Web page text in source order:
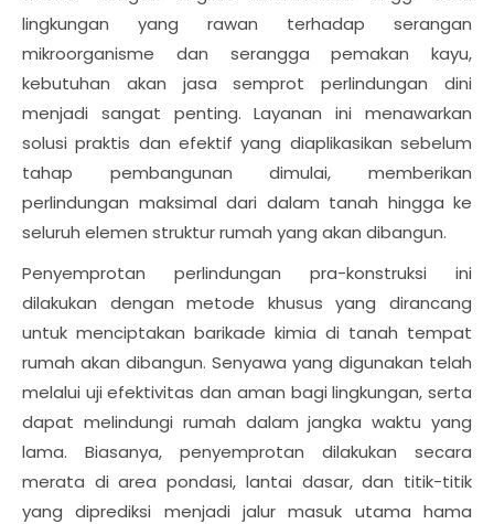
lingkungan yang rawan terhadap serangan
mikroorganisme dan serangga pemakan kayu,
kebutuhan akan jasa semprot perlindungan dini
menjadi sangat penting. Layanan ini menawarkan
solusi praktis dan efektif yang diaplikasikan sebelum
tahap pembangunan dimulai, memberikan
perlindungan maksimal dari dalam tanah hingga ke
seluruh elemen struktur rumah yang akan dibangun.
Penyemprotan perlindungan pra-konstruksi ini
dilakukan dengan metode khusus yang dirancang
untuk menciptakan barikade kimia di tanah tempat
rumah akan dibangun. Senyawa yang digunakan telah
melalui uji efektivitas dan aman bagi lingkungan, serta
dapat melindungi rumah dalam jangka waktu yang
lama. Biasanya, penyemprotan dilakukan secara
merata di area pondasi, lantai dasar, dan titik-titik
yang diprediksi menjadi jalur masuk utama hama